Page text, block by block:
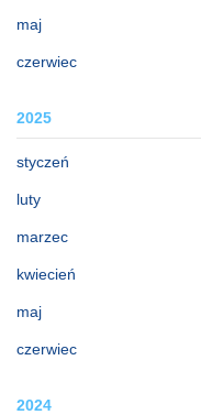
maj
czerwiec
2025
styczeń
luty
marzec
kwiecień
maj
czerwiec
2024